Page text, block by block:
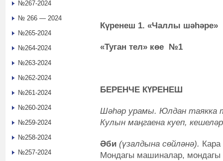
Күренеш 1. «Чаллы шәһәре»
«Туган тел» көе №1
БЕРЕНЧЕ КҮРЕНЕШ
Шәһәр урамы. Юлдан таякка
Кулын маңгаена куеп,
Әби (үзалдына сөйләнә).
Мондагы машиналар, мондагы
№267-2024
№ 266 — 2024
№265-2024
№264-2024
№263-2024
№262-2024
№261-2024
№260-2024
№259-2024
№258-2024
№257-2024